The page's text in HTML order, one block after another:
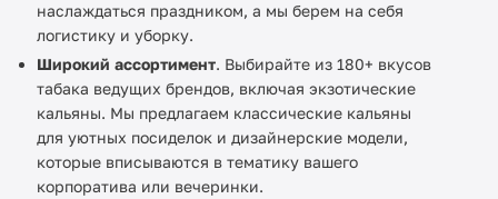
наслаждаться праздником, а мы берем на себя
логистику и уборку.
Широкий ассортимент. Выбирайте из 180+ вкусов
табака ведущих брендов, включая экзотические
кальяны. Мы предлагаем классические кальяны
для уютных посиделок и дизайнерские модели,
которые вписываются в тематику вашего
корпоратива или вечеринки.